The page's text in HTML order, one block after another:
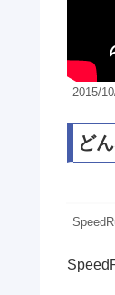
2015/
ど